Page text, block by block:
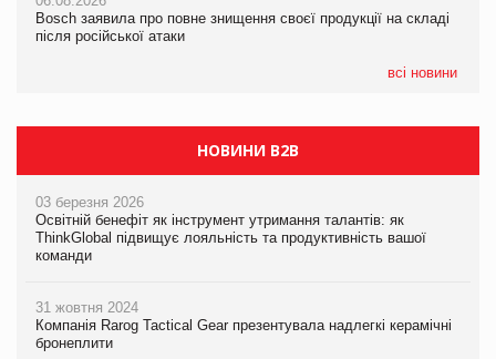
Bosch заявила про повне знищення своєї продукції на складі
після російської атаки
всі новини
Bosch заявила про повне знищення своєї продукції на складі
після російської атаки
Bosch заявила про повне знищення своєї продукції на складі
після російської атаки
НОВИНИ B2B
03 березня 2026
Освітній бенефіт як інструмент утримання талантів: як
ThinkGlobal підвищує лояльність та продуктивність вашої
команди
31 жовтня 2024
Компанія Rarog Tactical Gear презентувала надлегкі керамічні
бронеплити